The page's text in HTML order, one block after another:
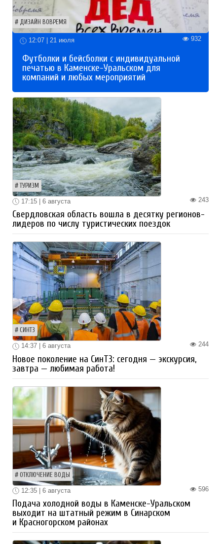
ДИЗАЙН ВОВРЕМЯ
12:07 | 21 июля 932
Футболки и бейсболки с индивидуальной
печатью в Каменске-Уральском для
компаний и любых мероприятий
ТУРИЗМ
243
17:15 | 6 августа
Свердловская область вошла в десятку регионов-
лидеров по числу туристических поездок
СИНТЗ
244
14:37 | 6 августа
Новое поколение на СинТЗ: сегодня — экскурсия,
завтра — любимая работа!
ОТКЛЮЧЕНИЕ ВОДЫ
596
12:35 | 6 августа
Подача холодной воды в Каменске-Уральском
выходит на штатный режим в Синарском
и Красногорском районах